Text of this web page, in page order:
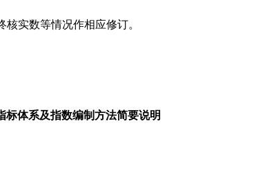
实数等情况作相应修订。
标体系及指数编制方法简要说明